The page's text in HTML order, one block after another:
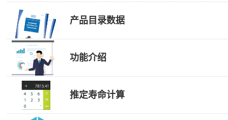
产品目录数据
功能介绍
推定寿命计算